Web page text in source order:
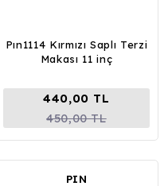
Pın1114 Kırmızı Saplı Terzi
Makası 11 inç
440,00 TL
450,00 TL
PIN